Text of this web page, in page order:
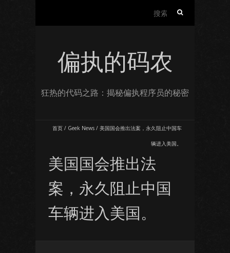
偏执的码农
狂热的代码之路：揭秘偏执程序员的秘密
首页 / Geek News / 美国国会推出法案，永久阻止中国车
辆进入美国。
美国国会推出法
案，永久阻止中国
车辆进入美国。